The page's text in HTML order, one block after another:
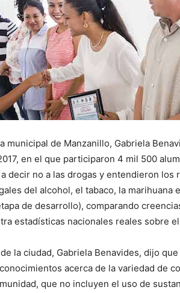
municipal de Manzanillo, Gabriela
en el que participaron 4 mil 500
decir no a las drogas y entendieron los
del alcohol, el tabaco, la
de desarrollo), comparando
estadísticas nacionales reales sobre
la ciudad, Gabriela Benavides, dijo
acerca de la variedad de
que no incluyen el uso de